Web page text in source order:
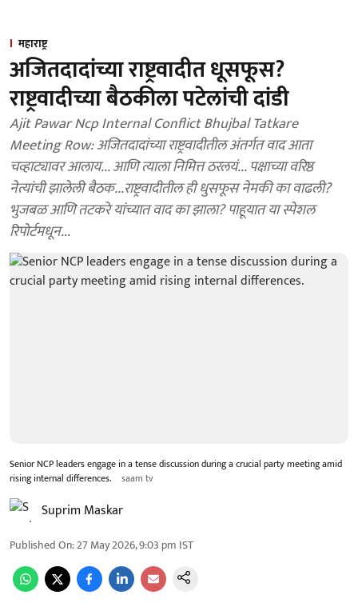
महाराष्ट्र
अजितदादांच्या राष्ट्रवादीत धूसफूस?
राष्ट्रवादीच्या बैठकीला पटेलांची दांडी
Ajit Pawar Ncp Internal Conflict Bhujbal Tatkare
Meeting Row: अजितदादांच्या राष्ट्रवादीतील अंतर्गत वाद आता
चव्हाट्यावर आलाय... आणि त्याला निमित्त ठरलयं... पक्षाच्या वरिष्ठ
नेत्यांची झालेली बैठक...राष्ट्रवादीतील ही धुसफूस नेमकी का वाढली?
भुजबळ आणि तटकरे यांच्यात वाद का झाला? पाहूयात या स्पेशल
रिपोर्टमधून...
Senior NCP leaders engage in a tense discussion during a crucial party meeting amid
rising internal differences.
saam tv
Suprim Maskar
Published On:27 May 2026, 9:03 pm IST